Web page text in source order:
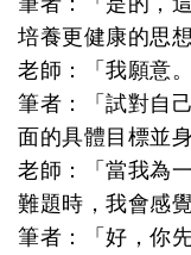
培養更健康的思
老師：「我願意。
筆者：「試對自
面的具體目標並
老師：「當我為
難題時，我會感
筆者：「好，你